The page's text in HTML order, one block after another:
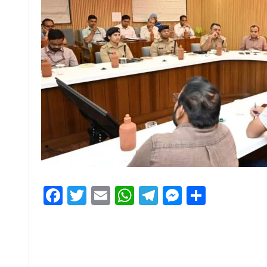
Facebook
Twitter
EmailWhatsApp
Telegram